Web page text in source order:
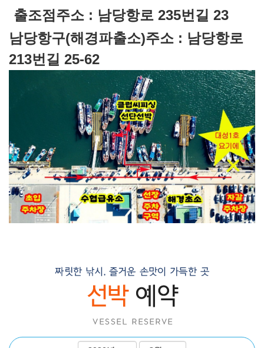
출조점주소 : 남당항로 235번길 23
남당항구(해경파출소)주소 : 남당항로
213번길 25-62